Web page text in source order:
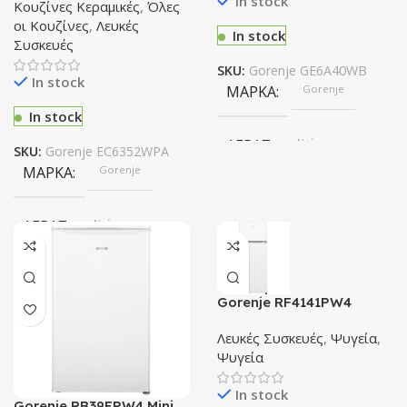
WIFI Wifi Ready
Κουζίνες Κεραμικές, Όλες
οι Κουζίνες, Λευκές
Συσκευές
In stock
In stock
SKU: Gorenje EC6352WPA
ΜΆΡΚΑ Gorenje
ΑΈΡΑΣ Ναί
ΧΡΏΜΑ
In stock
SKU: Gorenje GE6A40WB
ΜΆΡΚΑ Gorenje
ΑΈΡΑΣ Ναί
ΔΙΑΣΤΆΣΕΙΣ
ΥxΠxΒ (cm): 85x60x60
ΤΎΠΟΣ ΕΣΤΊΑΣ
Εμαγιέ
Gorenje RF4141PW4
Λευκές Συσκευές, Ψυγεία,
Ψυγεία
In stock